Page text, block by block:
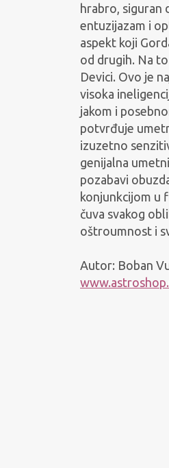
hrabro, siguran
entuzijazam i
aspekt koji
od drugih. Na
Devici. Ovo je
visoka
jakom i
potvrđuje
izuzetno
genijalna
pozabavi
konjunkcijom u
čuva svakog
oštroumnost i
Autor: Boban